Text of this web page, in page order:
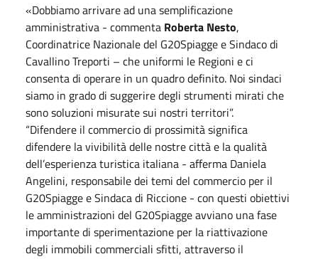
«Dobbiamo arrivare ad una semplificazione
amministrativa - commenta Roberta Nesto,
Coordinatrice Nazionale del G20Spiagge e Sindaco di
Cavallino Treporti – che uniformi le Regioni e ci
consenta di operare in un quadro definito. Noi sindaci
siamo in grado di suggerire degli strumenti mirati che
sono soluzioni misurate sui nostri territori”.
“Difendere il commercio di prossimità significa
difendere la vivibilità delle nostre città e la qualità
dell’esperienza turistica italiana - afferma Daniela
Angelini, responsabile dei temi del commercio per il
G20Spiagge e Sindaca di Riccione - con questi obiettivi
le amministrazioni del G20Spiagge avviano una fase
importante di sperimentazione per la riattivazione
degli immobili commerciali sfitti, attraverso il